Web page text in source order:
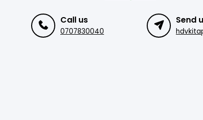
Call us
0707830040
Send